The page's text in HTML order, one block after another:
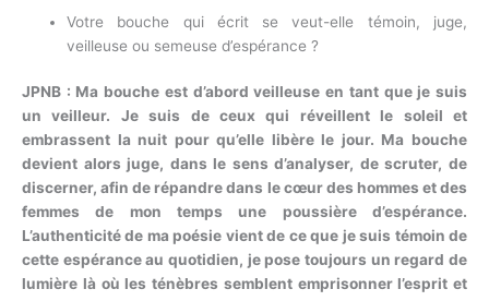
Votre bouche qui écrit se veut-elle témoin, juge,
veilleuse ou semeuse d’espérance ?
JPNB : Ma bouche est d’abord veilleuse en tant que je suis
un veilleur. Je suis de ceux qui réveillent le soleil et
embrassent la nuit pour qu’elle libère le jour. Ma bouche
devient alors juge, dans le sens d’analyser, de scruter, de
discerner, afin de répandre dans le cœur des hommes et des
femmes de mon temps une poussière d’espérance.
L’authenticité de ma poésie vient de ce que je suis témoin de
cette espérance au quotidien, je pose toujours un regard de
lumière là où les ténèbres semblent emprisonner l’esprit et